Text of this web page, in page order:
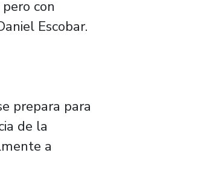
con
Escobar.
prepara para
de la
a